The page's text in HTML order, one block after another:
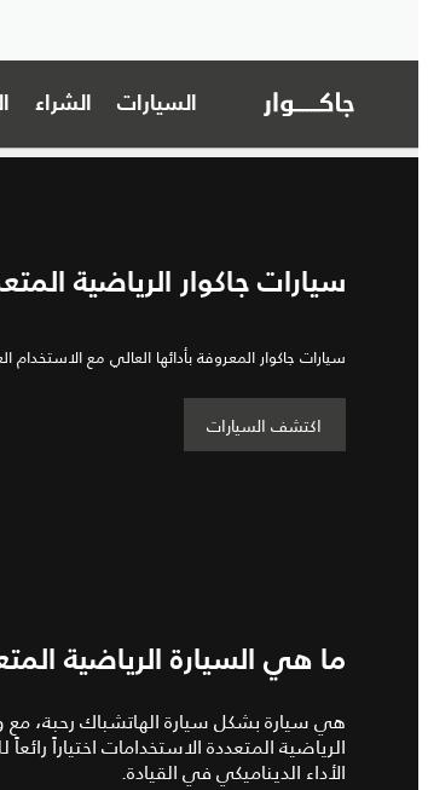
السيارات الشراء
سيارات جاكوار الرياضية
سيارات جاكوار المعروفة بأدائها العالي مع
اكتشف السيارات
ما هي السيارة الرياضية
هي سيارة بشكل سيارة الهاتشباك رحبة، مع
الرياضية المتعددة الاستخدامات اختياراً
الأداء الديناميكي في القيادة.